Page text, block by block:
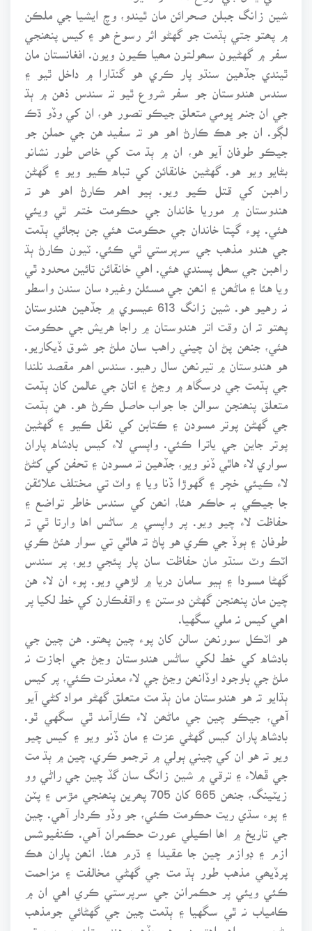
شين زانگ جبلن صحرائن مان ٿيندو، وچ ايشيا جي ملڪن
۾ پھتو جتي ٻڌمت جو گهڻو اثر رسوخ هو ۽ کيس پنھنجي
سفر ۾ گهڻيون سھولتون مھيا ڪيون ويون. افغانستان مان
ٿيندي جڏهين سنڌو پار ڪري هو گنڌارا ۾ داخل ٿيو ۽
سندس هندوستان جو سفر شروع ٿيو تہ سندس ذهن ۾ ٻڌ
جي ان جنم ڀومي متعلق جيڪو تصور هو، ان کي وڏو ڌڪ
لڳو. ان جو هڪ ڪارڻ اهو هو تہ سفيد هن جي حملن جو
جيڪو طوفان آيو هو، ان ۾ ٻڌ مت کي خاص طور نشانو
بڻايو ويو هو. گهڻين خانقائن کي تباه ڪيو ويو ۽ گهڻن
راهبن کي قتل ڪيو ويو. ٻيو اهم ڪارڻ اهو هو تہ
هندوستان ۾ موريا خاندان جي حڪومت ختم ٿي ويئي
هئي. پوء گپتا خاندان جي حڪومت هئي جن بجائي ٻڌمت
جي هندو مذهب جي سرپرستي ٿي ڪئي. ٽيون ڪارڻ ٻڌ
راهبن جي سھل پسندي هئي. اهي خانقائن تائين محدود ٿي
ويا هئا ۽ ماڻھن ۽ انھن جي مسئلن وغيرہ سان سندن واسطو
نہ رهيو هو. شين زانگ 613 عيسوي ۾ جڏهين هندوستان
پھتو تہ ان وقت اتر هندوستان ۾ راجا هريش جي حڪومت
هئي، جنھن پڻ ان چيني راهب سان ملڻ جو شوق ڏيکاريو.
هو هندوستان ۾ تيرنھن سال رهيو. سندس اهم مقصد نلندا
جي ٻڌمت جي درسگاه ۾ وڃڻ ۽ اتان جي عالمن کان ٻڌمت
متعلق پنھنجن سوالن جا جواب حاصل ڪرڻ هو. هنِ ٻڌمت
جي گهڻن پوتر مسودن ۽ ڪتابن کي نقل ڪيو ۽ گهڻين
پوتر جاين جي ياترا ڪئي. واپسي لاء کيس بادشاه پاران
سواري لاء هاٿي ڏنو ويو، جڏهين تہ مسودن ۽ تحفن کي کڻڻ
لاء ڪيئي خچر ۽ گهوڙا ڏنا ويا ۽ واٽ تي مختلف علائقن
جا جيڪي بہ حاڪم هئا، انھن کي سندس خاطر تواضع ۽
حفاظت لاء چيو ويو. پر واپسي ۾ ساڻس اها وارتا ٿي تہ
طوفان ۽ ٻوڏ جي ڪري هو پاڻ تہ هاٿي تي سوار هئڻ ڪري
اٽڪ وٽ سنڌو مان حفاظت سان پار پئجي ويو، پر سندس
گهڻا مسودا ۽ ٻيو سامان دريا ۾ لڙهي ويو. پوء ان لاء هن
چين مان پنھنجن گهڻن دوستن ۽ واقفڪارن کي خط لکيا پر
اهي کيس نہ ملي سگهيا.
هو اٽڪل سورنھن سالن کان پوء چين پھتو. هن چين جي
بادشاه کي خط لکي ساڻس هندوستان وڃڻ جي اجازت نہ
ملڻ جي باوجود اوڏانھن وڃڻ جي لاء معذرت ڪئي، پر کيس
ٻڌايو تہ هو هندوستان مان ٻڌ مت متعلق گهڻو مواد کڻي آيو
آهي، جيڪو چين جي ماڻھن لاء ڪارآمد ٿي سگهي ٿو.
بادشاه پاران کيس گهڻي عزت ۽ مان ڏنو ويو ۽ کيس چيو
ويو تہ هو ان کي چيني ٻولي ۾ ترجمو ڪري. چين ۾ ٻڌ مت
جي ڦھلاء ۽ ترقي ۾ شين زانگ سان گڏ چين جي راڻي وو
زيٽينگ، جنھن 665 کان 705 پھرين پنھنجي مڙس ۽ پٽن
۽ پوء سڌي ريت حڪومت ڪئي، جو وڏو ڪردار آهي. چين
جي تاريخ ۾ اها اڪيلي عورت حڪمران آهي. ڪنفيوشس
ازم ۽ ڊوازم چين جا عقيدا ۽ ڌرم هئا. انھن پاران هڪ
پرڏيھي مذهب طور ٻڌ مت جي گهڻي مخالفت ۽ مزاحمت
ڪئي ويئي پر حڪمرانن جي سرپرستي ڪري اهي ان ۾
ڪامياب نہ ٿي سگهيا ۽ ٻڌمت چين جي گهڻائي جومذهب
بڻجي ويو. اهو اهڙو دور هو جڏهين هندوستان جو چين تي